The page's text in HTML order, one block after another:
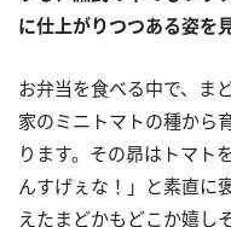
に仕上がりつつある姿を
お弁当を食べる中で、ま
家のミニトマトの種から
ります。その昴はトマ
んすげぇな！」と素直に
えたまどかもどこか嬉し